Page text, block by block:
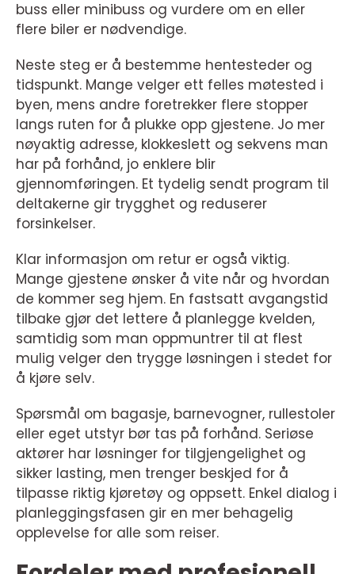
buss eller minibuss og vurdere om en eller
flere biler er nødvendige.
Neste steg er å bestemme hentesteder og
tidspunkt. Mange velger ett felles møtested i
byen, mens andre foretrekker flere stopper
langs ruten for å plukke opp gjestene. Jo mer
nøyaktig adresse, klokkeslett og sekvens man
har på forhånd, jo enklere blir
gjennomføringen. Et tydelig sendt program til
deltakerne gir trygghet og reduserer
forsinkelser.
Klar informasjon om retur er også viktig.
Mange gjestene ønsker å vite når og hvordan
de kommer seg hjem. En fastsatt avgangstid
tilbake gjør det lettere å planlegge kvelden,
samtidig som man oppmuntrer til at flest
mulig velger den trygge løsningen i stedet for
å kjøre selv.
Spørsmål om bagasje, barnevogner, rullestoler
eller eget utstyr bør tas på forhånd. Seriøse
aktører har løsninger for tilgjengelighet og
sikker lasting, men trenger beskjed for å
tilpasse riktig kjøretøy og oppsett. Enkel dialog i
planleggingsfasen gir en mer behagelig
opplevelse for alle som reiser.